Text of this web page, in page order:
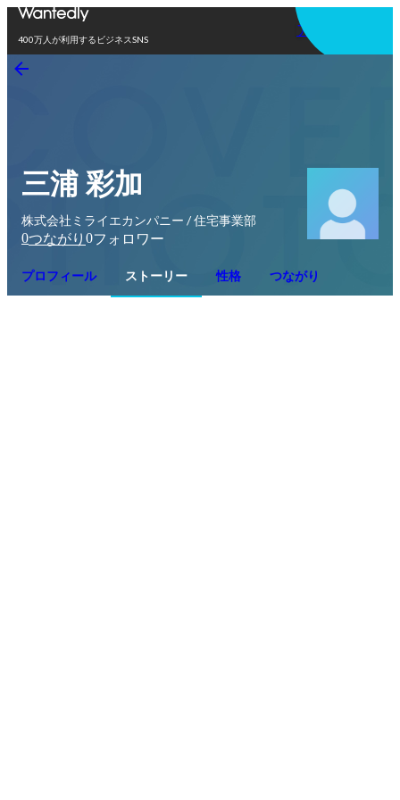
400万人が利用するビジネスSNS
アプリを使う
三浦 彩加
株式会社ミライエカンパニー / 住宅事業部
0つながり 0フォロワー
プロフィール ストーリー 性格 つながり